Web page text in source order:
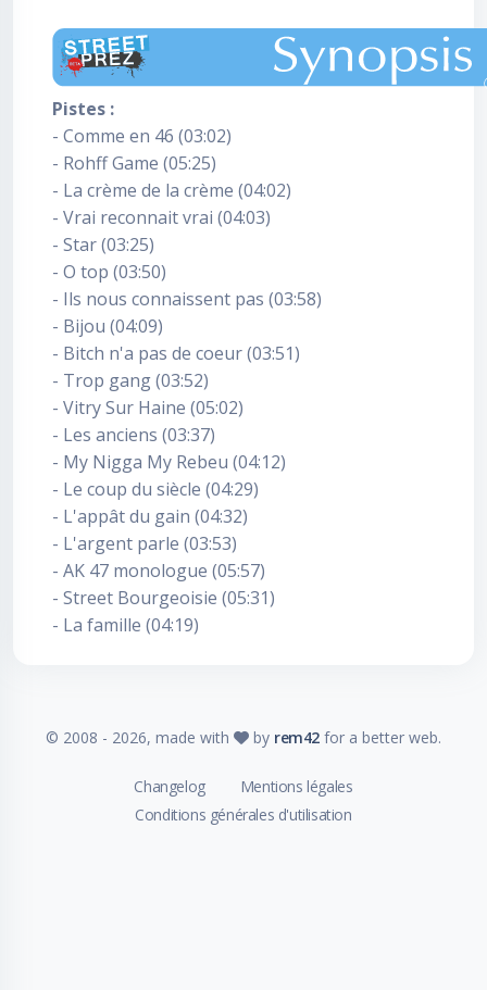
Pistes :
- Comme en 46 (03:02)
- Rohff Game (05:25)
- La crème de la crème (04:02)
- Vrai reconnait vrai (04:03)
- Star (03:25)
- O top (03:50)
- Ils nous connaissent pas (03:58)
- Bijou (04:09)
- Bitch n'a pas de coeur (03:51)
- Trop gang (03:52)
- Vitry Sur Haine (05:02)
- Les anciens (03:37)
- My Nigga My Rebeu (04:12)
- Le coup du siècle (04:29)
- L'appât du gain (04:32)
- L'argent parle (03:53)
- AK 47 monologue (05:57)
- Street Bourgeoisie (05:31)
- La famille (04:19)
© 2008 - 2026, made with by rem42 for a better web.
Changelog
Mentions légales
Conditions générales d'utilisation